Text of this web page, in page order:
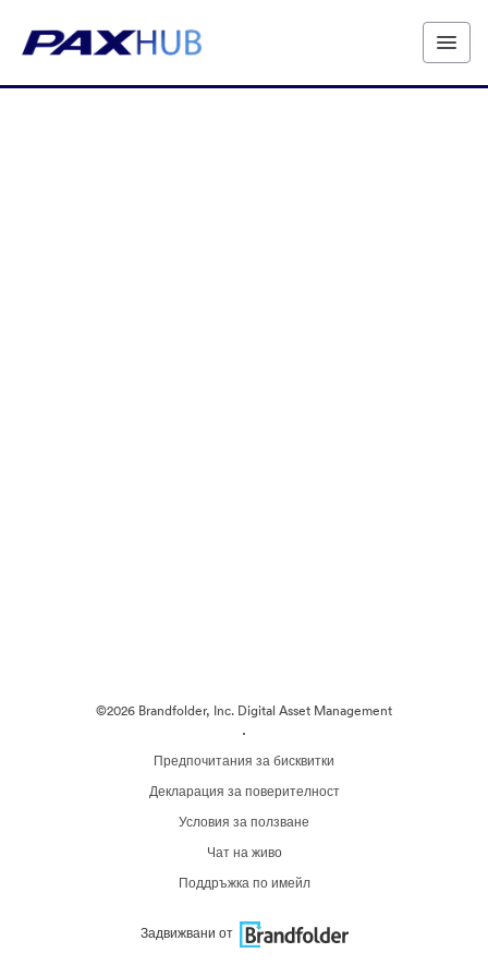
©2026 Brandfolder, Inc. Digital Asset Management
·
Предпочитания за бисквитки
Декларация за поверителност
Условия за ползване
Чат на живо
Поддръжка по имейл
Задвижвани от